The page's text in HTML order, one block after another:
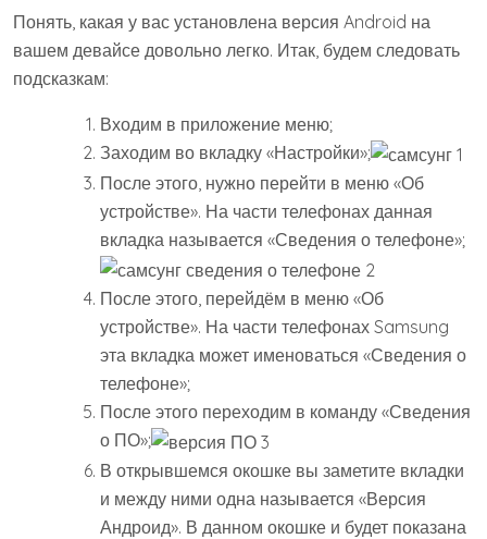
Понять, какая у вас установлена версия Android на
вашем девайсе довольно легко. Итак, будем следовать
подсказкам:
Входим в приложение меню;
Заходим во вкладку «Настройки»;
После этого, нужно перейти в меню «Об
устройстве». На части телефонах данная
вкладка называется «Сведения о телефоне»;
После этого, перейдём в меню «Об
устройстве». На части телефонах Samsung
эта вкладка может именоваться «Сведения о
телефоне»;
После этого переходим в команду «Сведения
о ПО»;
В открывшемся окошке вы заметите вкладки
и между ними одна называется «Версия
Андроид». В данном окошке и будет показана